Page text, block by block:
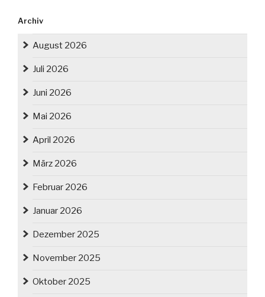
Archiv
August 2026
Juli 2026
Juni 2026
Mai 2026
April 2026
März 2026
Februar 2026
Januar 2026
Dezember 2025
November 2025
Oktober 2025